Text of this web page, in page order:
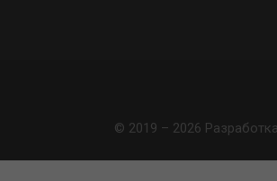
© 2019 – 2026